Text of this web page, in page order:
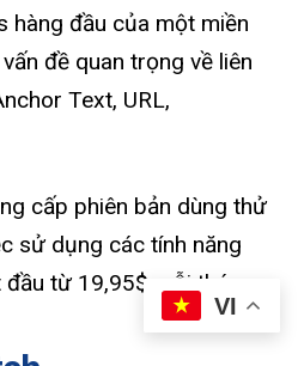
hàng đầu của một miền
đề quan trọng về liên
Text, URL,
cấp phiên bản dùng thử
sử dụng các tính năng
từ 19,95$ mỗi tháng.
VI